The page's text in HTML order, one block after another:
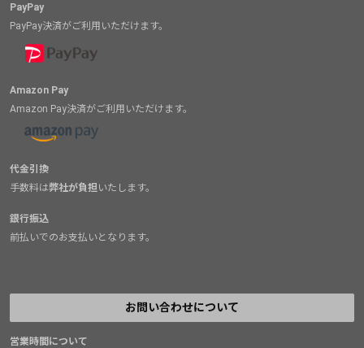
PayPay
PayPay決済がご利用いただけます。
Amazon Pay
Amazon Pay決済がご利用いただけます。
代金引換
手数料は弊社が負担 いたします。
銀行振込
前払いでのお支払いとなります。
お問い合わせについて
営業時間について